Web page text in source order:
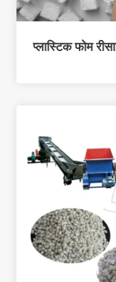
प्लास्टिक फोम